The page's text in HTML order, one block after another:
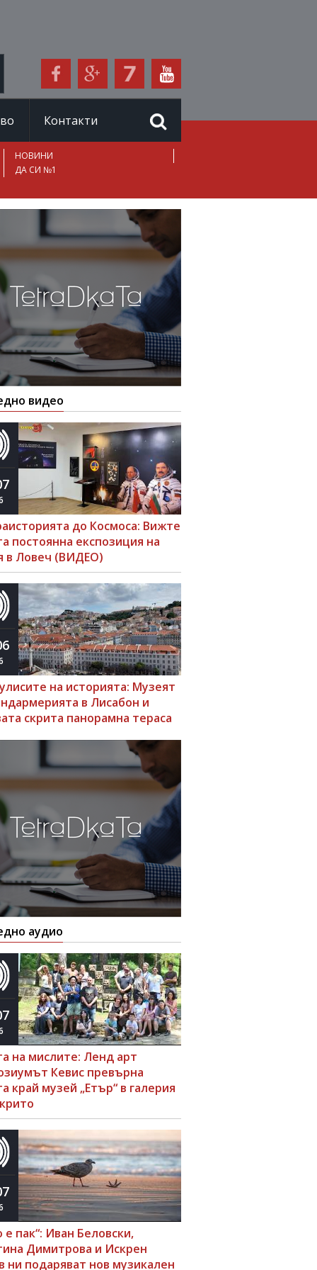
Контакти
НОВИНИ
ДА СИ №1
видео
до Космоса: Вижте
постоянна експозиция на
в Ловеч (ВИДЕО)
на историята: Музеят
в Лисабон и
скрита панорамна тераса
аудио
на мислите: Ленд арт
Кевис превърна
край музей „Етър“ в галерия
е пак“: Иван Беловски,
Димитрова и Искрен
ни подаряват нов музикален